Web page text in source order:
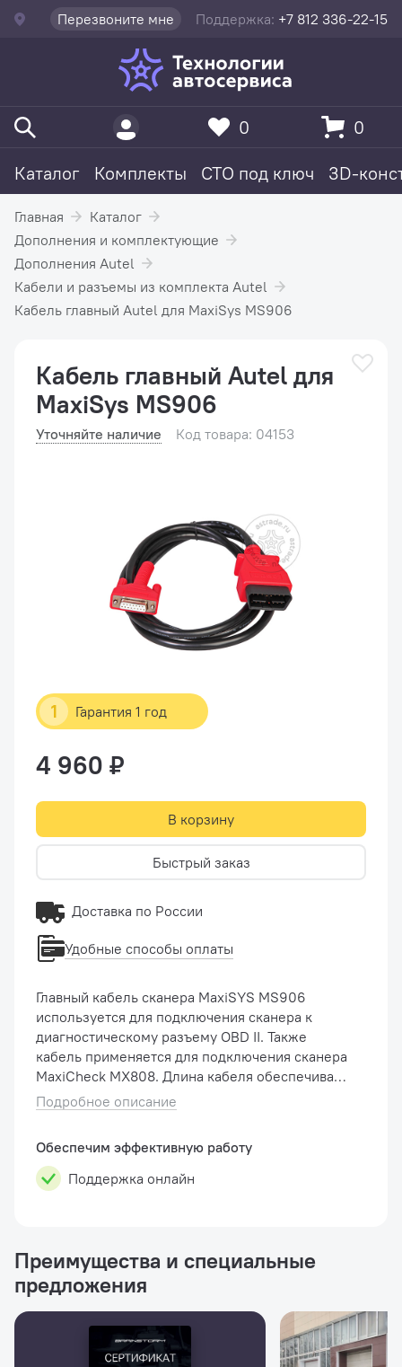
Перезвоните мне Поддержка: +7 812 336-22-15
Каталог Комплекты СТО под ключ 3D-
0 0
Главная
Каталог
Дополнения и комплектующие
Дополнения Autel
Кабели и разъемы из комплекта Autel
Кабель главный Autel для MaxiSys MS906
1 Гарантия 1 год
Кабель главный Autel для
MaxiSys MS906
Уточняйте наличие Код товара: 04153
Главный кабель сканера MaxiSYS MS906
используется для подключения сканера к
диагностическому разъему OBD II. Также
кабель применяется для подключения сканера
MaxiCheck MX808. Длина кабеля обеспечивает
комфортную работу со сканером.
Подробное описание
Обеспечим эффективную работу
Поддержка онлайн
4 960 ₽
В корзину
Быстрый заказ
Доставка по России
Удобные способы оплаты
Преимущества и специальные
предложения